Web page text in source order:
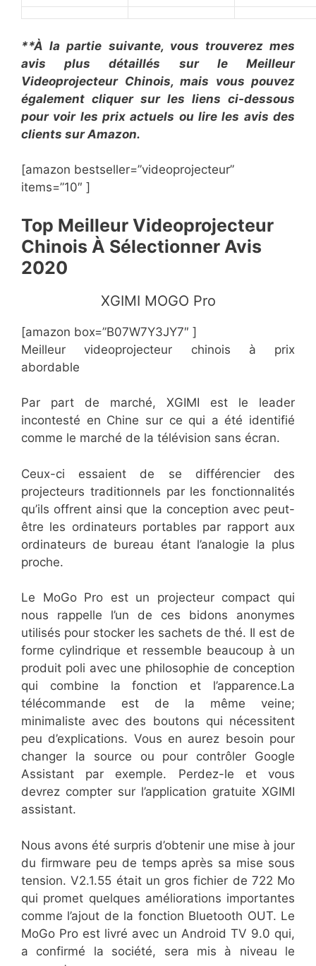
**À la partie suivante, vous trouverez mes
avis plus détaillés sur le Meilleur
Videoprojecteur Chinois, mais vous pouvez
également cliquer sur les liens ci-dessous
pour voir les prix actuels ou lire les avis des
clients sur Amazon.
[amazon bestseller=”videoprojecteur”
items=”10″ ]
Top Meilleur Videoprojecteur
Chinois À Sélectionner Avis
2020
​​XGIMI MOGO Pro
[amazon box=”B07W7Y3JY7″ ]
Meilleur videoprojecteur chinois à prix
abordable
Par part de marché, XGIMI est le leader
incontesté en Chine sur ce qui a été identifié
comme le marché de la télévision sans écran.
Ceux-ci essaient de se différencier des
projecteurs traditionnels par les fonctionnalités
qu’ils offrent ainsi que la conception avec peut-
être les ordinateurs portables par rapport aux
ordinateurs de bureau étant l’analogie la plus
proche.
Le MoGo Pro est un projecteur compact qui
nous rappelle l’un de ces bidons anonymes
utilisés pour stocker les sachets de thé. Il est de
forme cylindrique et ressemble beaucoup à un
produit poli avec une philosophie de conception
qui combine la fonction et l’apparence.La
télécommande est de la même veine;
minimaliste avec des boutons qui nécessitent
peu d’explications. Vous en aurez besoin pour
changer la source ou pour contrôler Google
Assistant par exemple. Perdez-le et vous
devrez compter sur l’application gratuite XGIMI
assistant.
Nous avons été surpris d’obtenir une mise à jour
du firmware peu de temps après sa mise sous
tension. V2.1.55 était un gros fichier de 722 Mo
qui promet quelques améliorations importantes
comme l’ajout de la fonction Bluetooth OUT. Le
MoGo Pro est livré avec un Android TV 9.0 qui,
a confirmé la société, sera mis à niveau le